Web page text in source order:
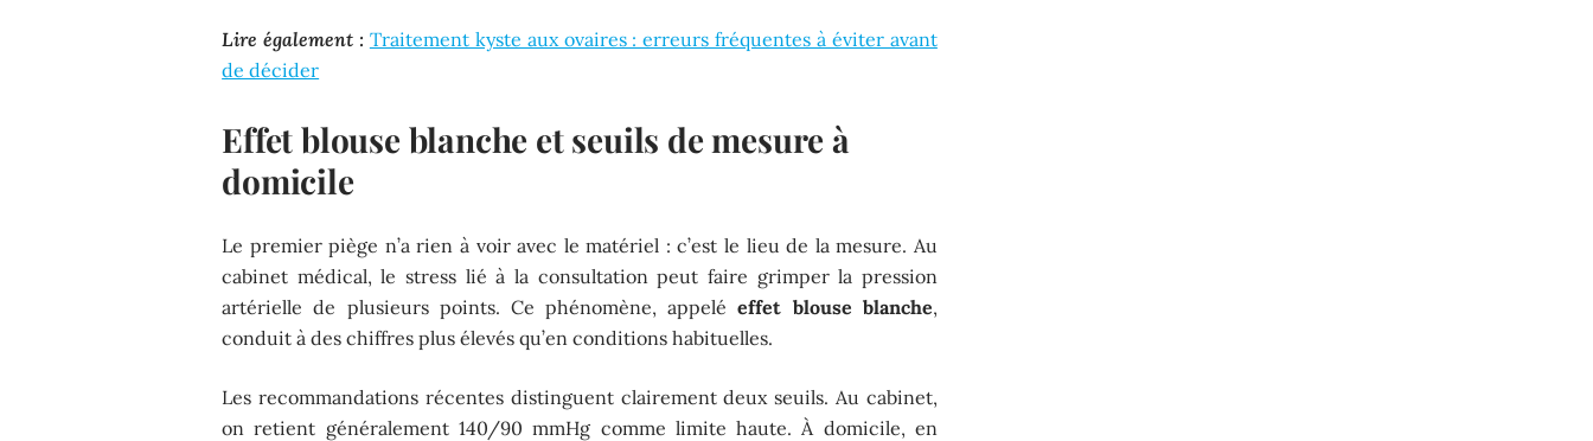
Lire également : Traitement kyste aux ovaires : erreurs fréquentes à éviter avant
de décider
Effet blouse blanche et seuils de mesure à
domicile
Le premier piège n’a rien à voir avec le matériel : c’est le lieu de la mesure. Au
cabinet médical, le stress lié à la consultation peut faire grimper la pression
artérielle de plusieurs points. Ce phénomène, appeléeffet blouse blanche,
conduit à des chiffres plus élevés qu’en conditions habituelles.
Les recommandations récentes distinguent clairement deux seuils. Au cabinet,
on retient généralement 140/90 mmHg comme limite haute. À domicile, en